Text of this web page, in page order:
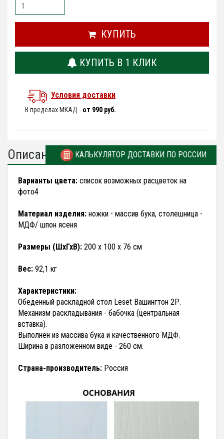
КУПИТЬ
КУПИТЬ В 1 КЛИК
Условия доставки
В пределах МКАД - от 990 руб.
Описание КАЛЬКУЛЯТОР ДОСТАВКИ ПО РОССИИ
Варианты цвета: список возможных расцветок на
фото4
Материал изделия: ножки - массив бука, столешница -
МДФ/ шпон ясеня
Размеры (ШхГхВ): 200 х 100 х 76 см
Вес: 92,1 кг
Характеристики:
Обеденный раскладной стол Leset Вашингтон 2Р.
Механизм раскладывания - бабочка (центральная
вставка).
Выполнен из массива бука и качественного МДФ.
Ширина в разложенном виде - 260 см.
Страна-производитель: Россия